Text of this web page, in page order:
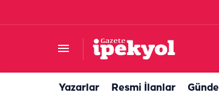
Yazarlar Resmi İlanlar